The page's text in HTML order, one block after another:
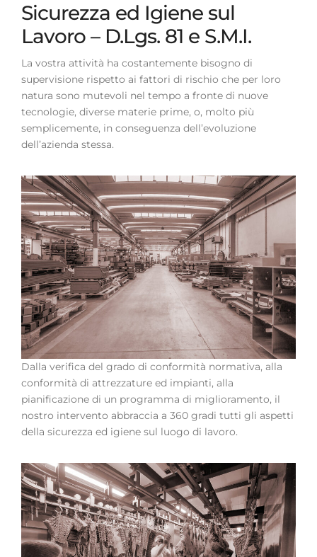
Sicurezza ed Igiene sul
Lavoro – D.Lgs. 81 e S.M.I.
La vostra attività ha costantemente bisogno di
supervisione rispetto ai fattori di rischio che per loro
natura sono mutevoli nel tempo a fronte di nuove
tecnologie, diverse materie prime, o, molto più
semplicemente, in conseguenza dell’evoluzione
dell’azienda stessa.
Dalla verifica del grado di conformità normativa, alla
conformità di attrezzature ed impianti, alla
pianificazione di un programma di miglioramento, il
nostro intervento abbraccia a 360 gradi tutti gli aspetti
della sicurezza ed igiene sul luogo di lavoro.